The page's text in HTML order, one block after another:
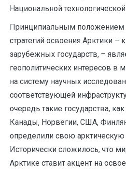
Национальной
Принципиальным положением
стратегий освоения Арктики –
зарубежных государств, –
геополитических интересов в
на систему научных
соответствующей
очередь такие государства,
Канады, Норвегии, США,
определили свою арктическую
Исторически сложилось, что
Арктике ставит акцент на